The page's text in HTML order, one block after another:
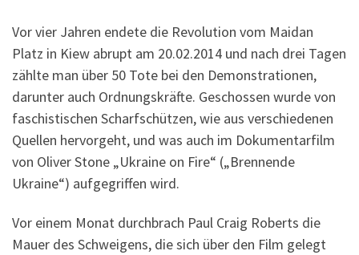
Vor vier Jahren endete die Revolution vom Maidan
Platz in Kiew abrupt am 20.02.2014 und nach drei Tagen
zählte man über 50 Tote bei den Demonstrationen,
darunter auch Ordnungskräfte. Geschossen wurde von
faschistischen Scharfschützen, wie aus verschiedenen
Quellen hervorgeht, und was auch im Dokumentarfilm
von Oliver Stone „Ukraine on Fire“ („Brennende
Ukraine“) aufgegriffen wird.
Vor einem Monat durchbrach Paul Craig Roberts die
Mauer des Schweigens, die sich über den Film gelegt